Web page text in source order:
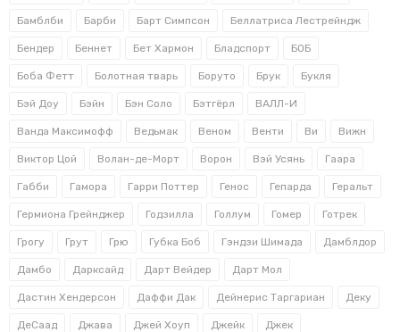
Бамблби Барби Барт Симпсон Беллатриса Лестрейндж
Бендер Беннет Бет Хармон Бладспорт БОБ
Боба Фетт Болотная тварь Боруто Брук Букля
Бэй Доу Бэйн Бэн Соло Бэтгёрл ВАЛЛ-И
Ванда Максимофф Ведьмак Веном Венти Ви Вижн
Виктор Цой Волан-де-Морт Ворон Вэй Усянь Гаара
Габби Гамора Гарри Поттер Генос Гепарда Геральт
Гермиона Грейнджер Годзилла Голлум Гомер Готрек
Грогу Грут Грю Губка Боб Гэндзи Шимада Дамблдор
Дамбо Дарксайд Дарт Вейдер Дарт Мол
Дастин Хендерсон Даффи Дак Дейнерис Таргариан Деку
ДеСаад Джава Джей Хоуп Джейк Джек